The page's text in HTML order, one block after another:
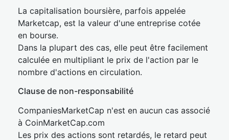
La capitalisation boursière, parfois appelée
Marketcap, est la valeur d'une entreprise cotée
en bourse.
Dans la plupart des cas, elle peut être facilement
calculée en multipliant le prix de l'action par le
nombre d'actions en circulation.
Clause de non-responsabilité
CompaniesMarketCap n'est en aucun cas associé
à CoinMarketCap.com
Les prix des actions sont retardés, le retard peut